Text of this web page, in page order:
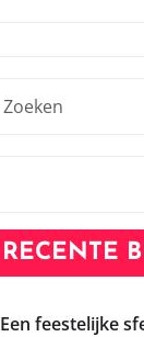
RECENTE
Een feestelijke